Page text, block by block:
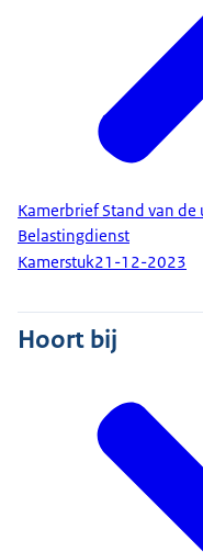
Kamerbrief Stand van
Belastingdienst
Kamerstuk21-12-2023
Hoort bij